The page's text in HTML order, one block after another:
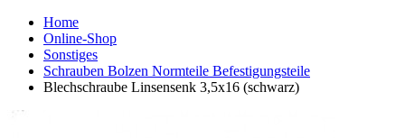
Home
Online-Shop
Sonstiges
Schrauben Bolzen Normteile Befestigungsteile
Blechschraube Linsensenk 3,5x16 (schwarz)